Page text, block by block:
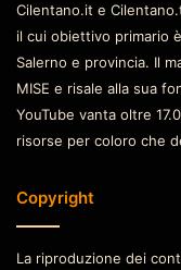
Cilentano.it e
il cui obiettivo primario
Salerno e provincia. Il
MISE e risale alla sua
YouTube vanta oltre
risorse per coloro che
Copyright
La riproduzione dei